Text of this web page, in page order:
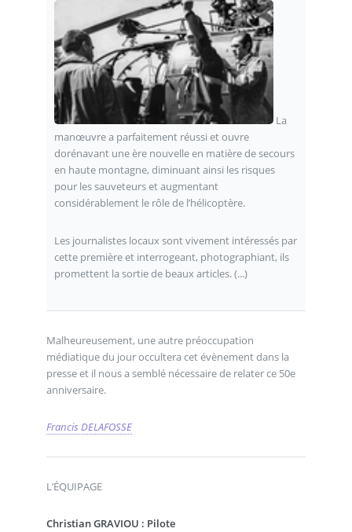
La
manœuvre a parfaitement réussi et ouvre
dorénavant une ère nouvelle en matière de secours
en haute montagne, diminuant ainsi les risques
pour les sauveteurs et augmentant
considérablement le rôle de l’hélicoptère.
Les journalistes locaux sont vivement intéressés par
cette première et interrogeant, photographiant, ils
promettent la sortie de beaux articles. (...)
Malheureusement, une autre préoccupation
médiatique du jour occultera cet évènement dans la
presse et il nous a semblé nécessaire de relater ce 50e
anniversaire.
Francis DELAFOSSE
L’ÉQUIPAGE
Christian GRAVIOU : Pilote